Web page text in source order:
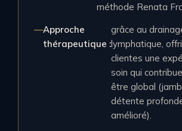
méthode Renata
Approche
thérapeutique :
grâce au
lymphatique,
clientes une
soin qui
être global
détente
amélioré).